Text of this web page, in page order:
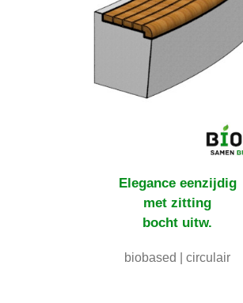
Elegance eenzijdig
met zitting
bocht uitw.
biobased | circulair